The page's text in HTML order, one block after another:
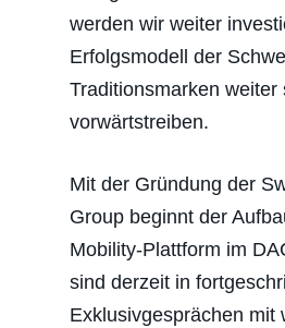
werden wir weiter
Erfolgsmodell der
Traditionsmarken weiter
vorwärtstreiben.
Mit der Gründung der
Group beginnt der
Mobility-Plattform im
sind derzeit in
Exklusivgesprächen mit